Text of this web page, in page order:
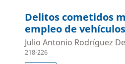
Delitos cometidos
empleo de vehículos
Julio Antonio Rodríguez
218-226